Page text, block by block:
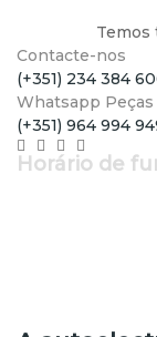
Temos
Contacte-nos
(+351) 234 384
Whatsapp Peças
(+351) 964 994
Horário de